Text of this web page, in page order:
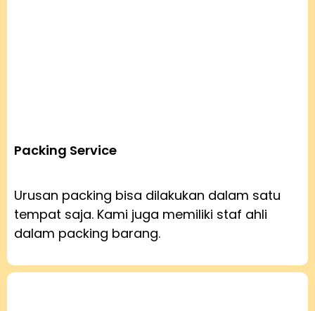
Packing Service
Urusan packing bisa dilakukan dalam satu
tempat saja. Kami juga memiliki staf ahli
dalam packing barang.